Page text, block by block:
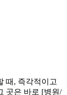
때, 즉각적이고
곳은 바로 [병원/